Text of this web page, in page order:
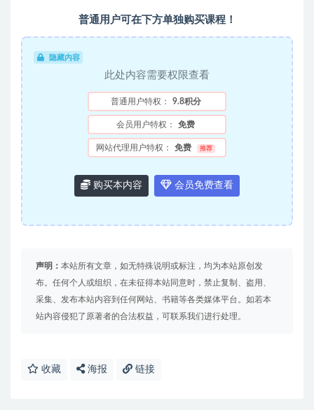
普通用户可在下方单独购买课程！
隐藏内容
此处内容需要权限查看
普通用户特权： 9.8积分
会员用户特权： 免费
网站代理用户特权： 免费 推荐
购买本内容 会员免费查看
声明： 本站所有文章，如无特殊说明或标注，均为本站原创发
布。任何个人或组织，在未征得本站同意时，禁止复制、盗用、
采集、发布本站内容到任何网站、书籍等各类媒体平台。如若本
站内容侵犯了原著者的合法权益，可联系我们进行处理。
收藏 海报 链接